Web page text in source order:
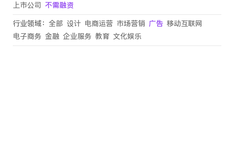
上市公司 不需融资
行业领域： 全部 设计 电商运营 市场营销 广告 移动互联网
电子商务 金融 企业服务 教育 文化娱乐